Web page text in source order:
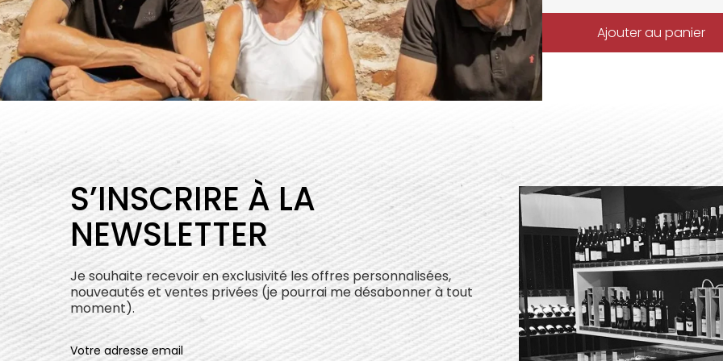
Ajouter au panier
S’INSCRIRE À LA
NEWSLETTER
Je souhaite recevoir en exclusivité les offres personnalisées,
nouveautés et ventes privées (je pourrai me désabonner à tout
moment).